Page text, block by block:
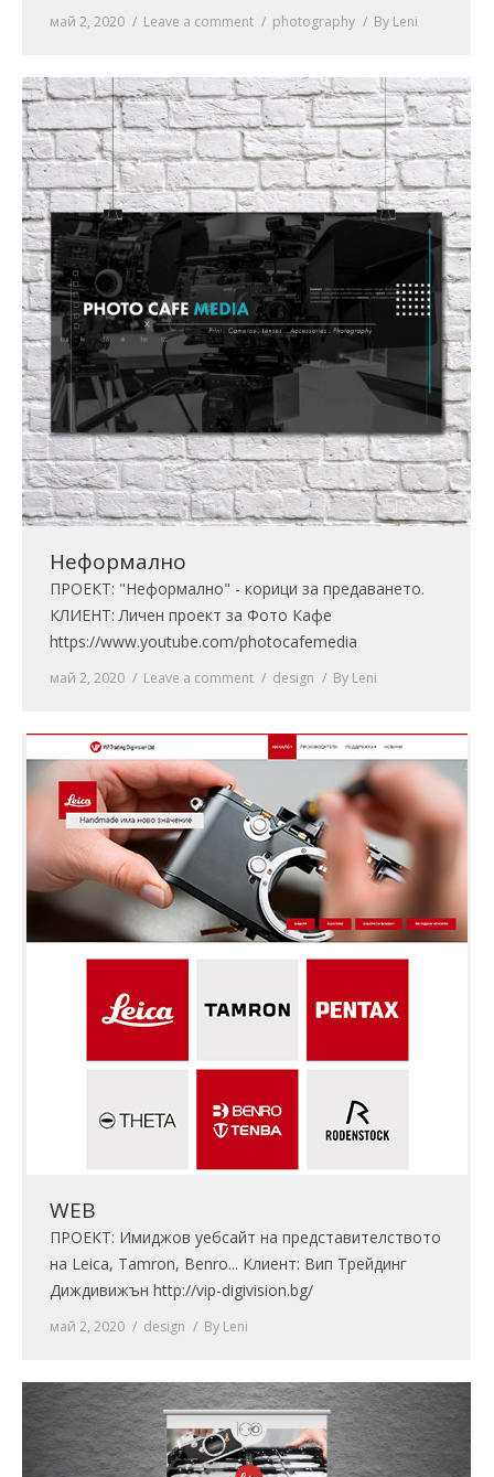
май 2, 2020 Leave a comment photography By Leni
Неформално
ПРОЕКТ: "Неформално" - корици за предаването.
КЛИЕНТ: Личен проект за Фото Кафе
https://www.youtube.com/photocafemedia
май 2, 2020 Leave a comment design By Leni
WEB
ПРОЕКТ: Имиджов уебсайт на представителството
на Leica, Tamron, Benro... Клиент: Вип Трейдинг
Диждивижън http://vip-digivision.bg/
май 2, 2020 design By Leni